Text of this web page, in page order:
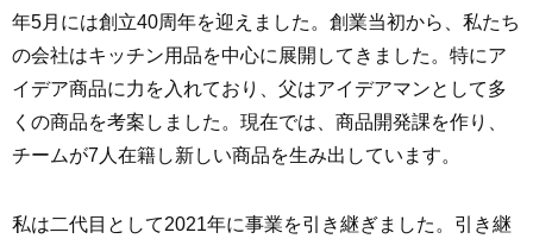
年5月には創立40周年を迎えました。創業当初から、私たち
の会社はキッチン用品を中心に展開してきました。特にア
イデア商品に力を入れており、父はアイデアマンとして多
くの商品を考案しました。現在では、商品開発課を作り、
チームが7人在籍し新しい商品を生み出しています。
私は二代目として2021年に事業を引き継ぎました。引き継